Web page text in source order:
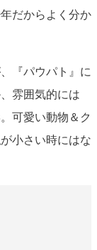
だからよく分か
『パウパト』に
雰囲気的には
可愛い動物＆ク
小さい時にはな